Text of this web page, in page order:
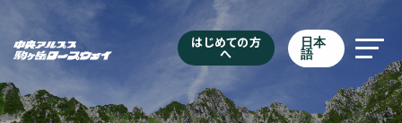
はじめての方
へ
日本
語